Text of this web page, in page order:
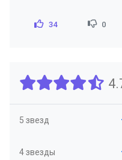
34 0
5 звезд
4 звезды